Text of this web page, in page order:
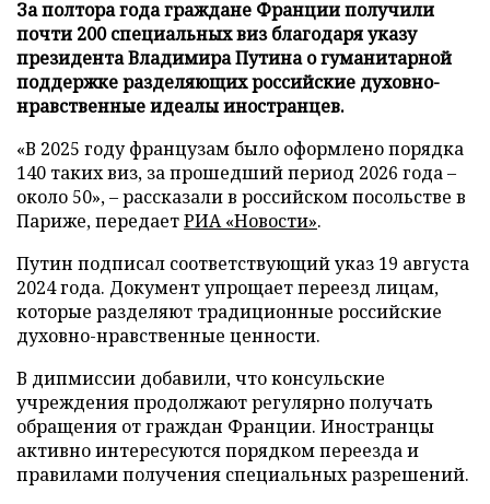
За полтора года граждане Франции получили
почти 200 специальных виз благодаря указу
президента Владимира Путина о гуманитарной
поддержке разделяющих российские духовно-
нравственные идеалы иностранцев.
«В 2025 году французам было оформлено порядка
140 таких виз, за прошедший период 2026 года –
около 50», – рассказали в российском посольстве в
Париже, передаетРИА «Новости».
Путин подписал соответствующий указ 19 августа
2024 года. Документ упрощает переезд лицам,
которые разделяют традиционные российские
духовно-нравственные ценности.
В дипмиссии добавили, что консульские
учреждения продолжают регулярно получать
обращения от граждан Франции. Иностранцы
активно интересуются порядком переезда и
правилами получения специальных разрешений.